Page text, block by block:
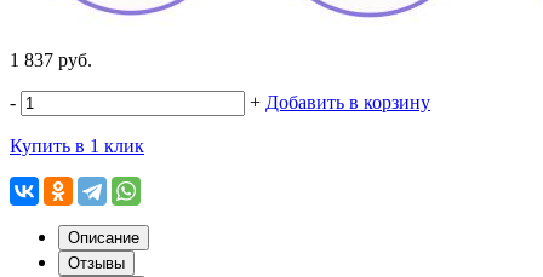
1 837 руб.
- + Добавить в корзину
Купить в 1 клик
Описание
Отзывы